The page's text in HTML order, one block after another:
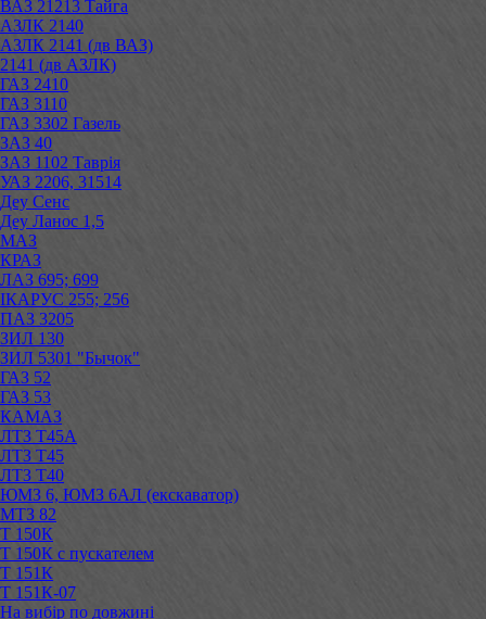
ВАЗ 21213 Тайга
АЗЛК 2140
АЗЛК 2141 (дв ВАЗ)
2141 (дв АЗЛК)
ГАЗ 2410
ГАЗ 3110
ГАЗ 3302 Газель
ЗАЗ 40
ЗАЗ 1102 Таврія
УАЗ 2206, 31514
Деу Сенс
Деу Ланос 1,5
МАЗ
КРАЗ
ЛАЗ 695; 699
ІКАРУС 255; 256
ПАЗ 3205
ЗИЛ 130
ЗИЛ 5301 "Бычок"
ГАЗ 52
ГАЗ 53
КАМАЗ
ЛТЗ Т45А
ЛТЗ Т45
ЛТЗ Т40
ЮМЗ 6, ЮМЗ 6АЛ (екскаватор)
МТЗ 82
Т 150К
Т 150К с пускателем
Т 151К
Т 151К-07
На вибір по довжині